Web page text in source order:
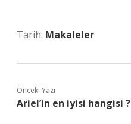
Tarih: Makaleler
Önceki Yazı
Ariel’in en iyisi hangisi ?